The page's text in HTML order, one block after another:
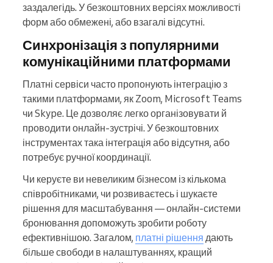
заздалегідь. У безкоштовних версіях можливості
форм або обмежені, або взагалі відсутні.
Синхронізація з популярними
комунікаційними платформами
Платні сервіси часто пропонують інтеграцію з
такими платформами, як Zoom, Microsoft Teams
чи Skype. Це дозволяє легко організовувати й
проводити онлайн-зустрічі. У безкоштовних
інструментах така інтеграція або відсутня, або
потребує ручної координації.
Чи керуєте ви невеликим бізнесом із кількома
співробітниками, чи розвиваєтесь і шукаєте
рішення для масштабування — онлайн-системи
бронювання допоможуть зробити роботу
ефективнішою. Загалом, платні рішення дають
більше свободи в налаштуваннях, кращий